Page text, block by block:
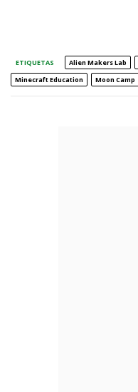
ETIQUETAS Alien Makers Lab
Minecraft Education
Moon Camp